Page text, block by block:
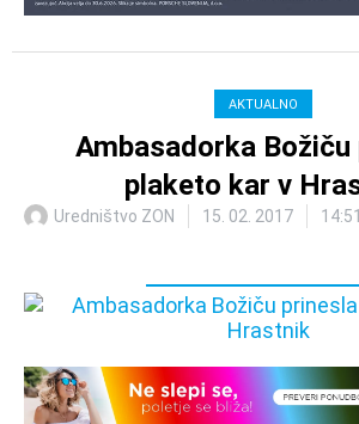
AKTUALNO
Ambasadorka Božiču
plaketo kar v
Uredništvo ZON 15. 02. 2017 14:51